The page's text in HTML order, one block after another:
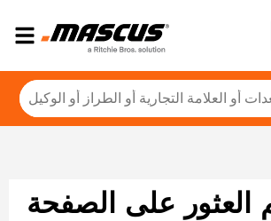
العثور على الصفحة